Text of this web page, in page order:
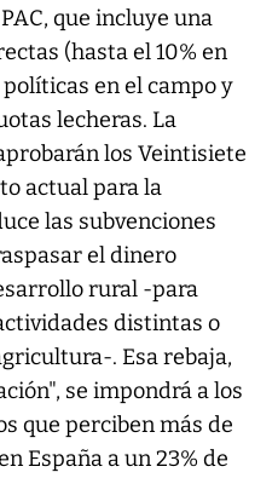
que incluye una
(hasta el 10% en
en el campo y
lecheras. La
los Veintisiete
actual para la
las subvenciones
el dinero
rural -para
distintas o
. Esa rebaja,
se impondrá a los
que perciben más de
España a un 23% de